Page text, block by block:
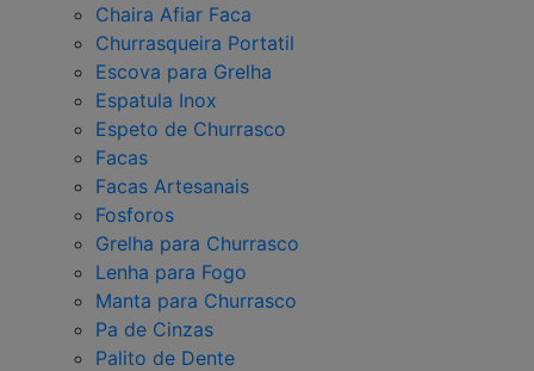
Chaira Afiar Faca
Churrasqueira Portatil
Escova para Grelha
Espatula Inox
Espeto de Churrasco
Facas
Facas Artesanais
Fosforos
Grelha para Churrasco
Lenha para Fogo
Manta para Churrasco
Pa de Cinzas
Palito de Dente